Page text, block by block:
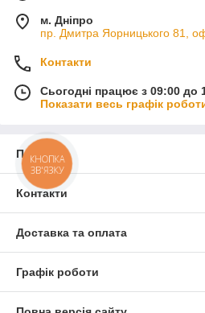
м. Дніпро
пр. Дмитра Яорницького 81,
Контакти
Сьогодні працює з 09:00 до
Показати весь графік
Про нас
Контакти
Доставка та оплата
Графік роботи
КНОПКА
ЗВ'ЯЗКУ